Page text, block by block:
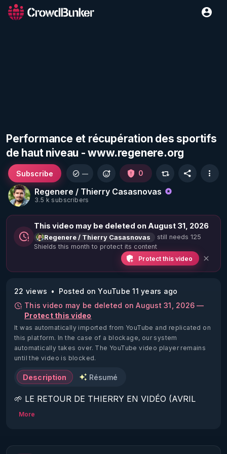
Performance et récupération des sportifs
de haut niveau - www.regenere.org
Regenere / Thierry Casasnovas
3.5 k subscribers
Subscribe — 0
This video may be deleted on August 31, 2026
Regenere / Thierry Casasnovas
still needs 125
Shields this month to protect its content
Protect this video
22 views
Posted on YouTube 11 years ago
This video may be deleted on August 31, 2026 —
Protect this video
It was automatically imported from YouTube and replicated on
this platform. In the case of a blockage, our system
automatically takes over. The YouTube video player remains
until the video is blocked.
Description Résumé
🌱 LE RETOUR DE THIERRY EN VIDÉO (AVRIL
2022)!
https://www.rgnr.fr/presentation.html
More